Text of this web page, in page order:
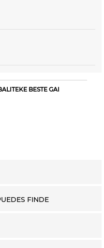
BESTE GAI
FINDE